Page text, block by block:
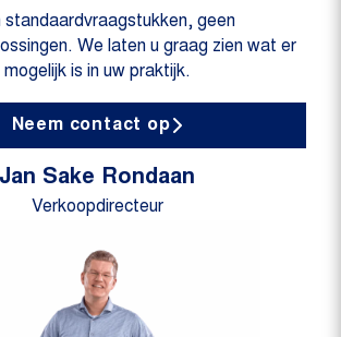
standaardvraagstukken, geen
We laten u graag zien wat er
mogelijk is in uw praktijk.
Neem contact op
Jan Sake Rondaan
Verkoopdirecteur